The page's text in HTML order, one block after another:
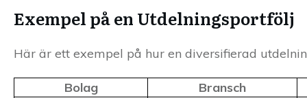
Exempel på en Utdelningsportfölj
Här är ett exempel på hur en diversifierad
Bolag
Bransch